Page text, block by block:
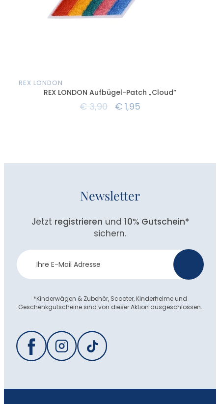
REX LONDON
REX LONDON Aufbügel-Patch „Cloud“
€3,90 € 1,95
Newsletter
Jetzt registrieren und 10% Gutschein*
sichern.
Newsletter
Anmeldung
*Kinderwägen & Zubehör, Scooter, Kinderhelme und
Geschenkgutscheine sind von dieser Aktion ausgeschlossen.